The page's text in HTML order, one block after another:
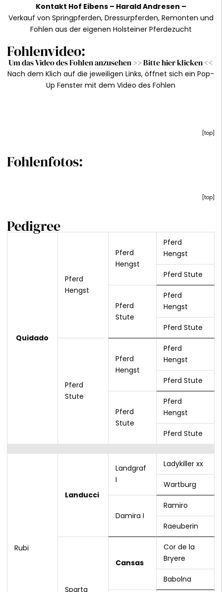
Kontakt Hof Eibens – Harald Andresen –
Verkauf von Springpferden, Dressurpferden, Remonten und
Fohlen aus der eigenen Holsteiner Pferdezucht
Fohlenvideo:
Um das Video des Fohlen anzusehen >>Bitte hier klicken<<
Nach dem Klich auf die jeweiligen Links, öffnet sich ein Pop-
Up Fenster mit dem Video des Fohlen
[top]
Fohlenfotos:
[top]
Pedigree
Quidado
Pferd
Hengst
Pferd
Hengst
Pferd
Hengst
Pferd Stute
Pferd
Stute
Pferd
Hengst
Pferd Stute
Pferd
Stute
Pferd
Hengst
Pferd
Hengst
Pferd Stute
Pferd
Stute
Pferd
Hengst
Pferd Stute
Rubi
Landucci
Landgraf
I
Ladykiller xx
Wartburg
Damira I
Ramiro
Raeuberin
Sparta
Cansas
Cor de la
Bryere
Babolna